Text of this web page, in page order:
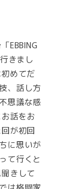
EBBING
きまし
めてだ
、話し方
思議な感
話をお
が初回
に思いが
て行くと
きして